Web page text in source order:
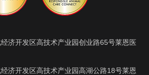
济开发区高技术产业园创业路65号莱恩医
济开发区高技术产业园高湖公路18号莱恩